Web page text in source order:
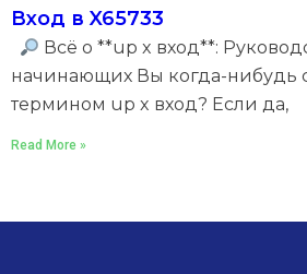
Вход в X65733
Всё о **up x вход**:
начинающих Вы когда-нибудь
термином up x вход? Если да,
Read More »